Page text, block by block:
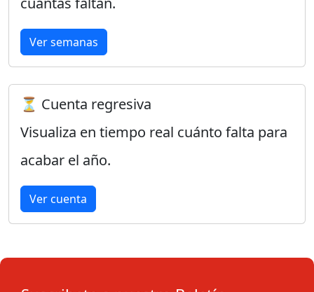
Ver semanas
⏳ Cuenta regresiva
Visualiza en tiempo real cuánto falta para
acabar el año.
Ver cuenta